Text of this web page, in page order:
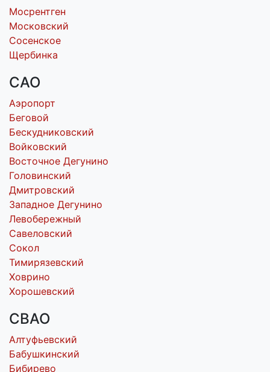
Мосрентген
Московский
Сосенское
Щербинка
САО
Аэропорт
Беговой
Бескудниковский
Войковский
Восточное Дегунино
Головинский
Дмитровский
Западное Дегунино
Левобережный
Савеловский
Сокол
Тимирязевский
Ховрино
Хорошевский
СВАО
Алтуфьевский
Бабушкинский
Бибирево